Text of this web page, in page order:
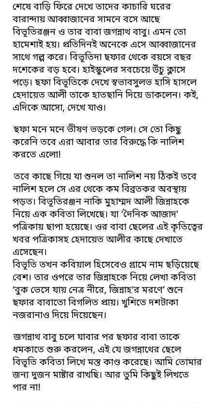
শেষে বাড়ি ফিরে দেখে তাদের কাচারি ঘরের
বারান্দায় আব্বাজানের সামনে বসে আছে
বিভূতিরঞ্জন ও তার বাবা জগন্নাথ বাবু। এমন তো
হামেশাই হয়। প্রতিদিনই অনেকে এসে আব্বাজানের
সাথে গল্প করে। বিভূতিদা ছফার থেকে বয়সে বছর
দশেকের বড় হবে। হাইস্কুলের সবচেয়ে উঁচু ক্লাসে
পড়ে। ছফা বিভূতিকে দেখে স্বভাবসুলভ হাসি হাসলে
হেদায়েত আলী তাকে হাতছানি দিয়ে ডাকলেন। কই,
এদিকে আসো, দেখে যাও।
ছফা মনে মনে ভীষণ ভড়কে গেল। সে তো কিছু
করেনি তবে এরা আবার তার বিরুদ্ধে কি নালিশ
করতে এলো!
তবে কাছে গিয়ে যা শুনল তা নালিশ নয় ঠিকই তবে
নালিশ হলে সে এর থেকে কম বিব্রতকর অবস্থায়
পড়ত। বিভূতিরঞ্জন নাকি মুহাম্মদ আলী জিন্নাহকে
নিয়ে এক কবিতা লিখেছে। যা ‘দৈনিক আজাদ’
পত্রিকায় ছাপা হয়েছে। ওর বাবা ছেলের এই কৃতিত্বের
খবর পত্রিকাসহ হেদায়েত আলীর কাছে দেখাতে
এসেছেন।
বিভূতি তখন কবিয়াল হিসেবেও গ্রামে নাম ছড়িয়েছে
বেশ। তার ওপরে তার জিন্নাহকে নিয়ে লেখা কবিতা
‘বুক ভেসে যায় নেত্র নীরে, জিন্নাহ’র মরণে’ শুনে
ছফার বাবাতো বিগলিত প্রায়। খুশিতে দশটাকা
নজরানাও দিয়ে দিয়েছেন।
জগন্নাথ বাবু চলে যাবার পর ছফার বাবা তাকে
ধমকাতে শুরু করলেন, এই যে জগন্নাথের ছেলে
বিভূতি কবিতা লিখে মস্ত কাণ্ড করেছে। আমি তোমার
জন্য দুজন মাষ্টার রাখছি। আর তুমি কিছুই লিখতে
পার না!